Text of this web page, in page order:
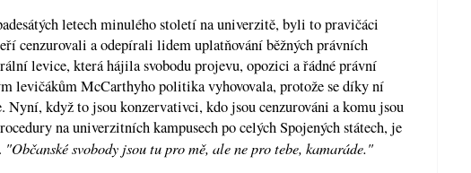
letech minulého století na univerzitě, byli to pravičáci
cenzurovali a odepírali lidem uplatňování běžných právních
levice, která hájila svobodu projevu, opozici a řádné právní
levičákům McCarthyho politika vyhovovala, protože se díky ní
když to jsou konzervativci, kdo jsou cenzurováni a komu jsou
na univerzitních kampusech po celých Spojených státech, je
"Občanské svobody jsou tu pro mě, ale ne pro tebe, kamaráde."